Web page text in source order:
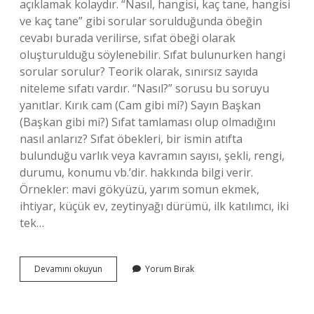
açıklamak kolaydır. “Nasıl, hangisi, kaç tane, hangisi
ve kaç tane” gibi sorular sorulduğunda öbeğin
cevabı burada verilirse, sıfat öbeği olarak
oluşturulduğu söylenebilir. Sıfat bulunurken hangi
sorular sorulur? Teorik olarak, sınırsız sayıda
niteleme sıfatı vardır. “Nasıl?” sorusu bu soruyu
yanıtlar. Kırık cam (Cam gibi mi?) Sayın Başkan
(Başkan gibi mi?) Sıfat tamlaması olup olmadığını
nasıl anlarız? Sıfat öbekleri, bir ismin atıfta
bulunduğu varlık veya kavramın sayısı, şekli, rengi,
durumu, konumu vb.’dir. hakkında bilgi verir.
Örnekler: mavi gökyüzü, yarım somun ekmek,
ihtiyar, küçük ev, zeytinyağı dürümü, ilk katılımcı, iki
tek…
Devamını okuyun
Tamlaması
Yorum Bırak